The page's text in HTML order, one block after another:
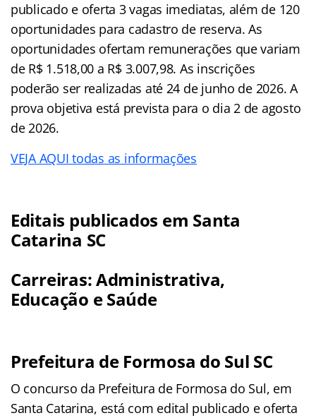
publicado e oferta 3 vagas imediatas, além de 120
oportunidades para cadastro de reserva. As
oportunidades ofertam remunerações que variam
de R$ 1.518,00 a R$ 3.007,98. As inscrições
poderão ser realizadas até 24 de junho de 2026. A
prova objetiva está prevista para o dia 2 de agosto
de 2026.
VEJA AQUI todas as informações
Editais publicados em Santa
Catarina SC
Carreiras: Administrativa,
Educação e Saúde
Prefeitura de Formosa do Sul SC
O concurso da Prefeitura de Formosa do Sul, em
Santa Catarina, está com edital publicado e oferta